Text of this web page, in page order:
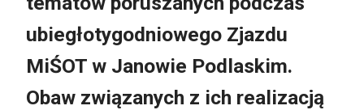
ubiegłotygodniowego Zjazdu
MiŚOT w Janowie Podlaskim.
Obaw związanych z ich realizacją